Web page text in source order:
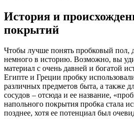
История и
покрытий
Чтобы лучше понять пробковый пол,
немного в историю. Возможно, вы
материал с очень давней и богатой
Египте и Греции пробку
различных предметов быта, а также
сосудов – отсюда и ее название,
напольного покрытия пробка стала
позднее, хотя ее потенциал был